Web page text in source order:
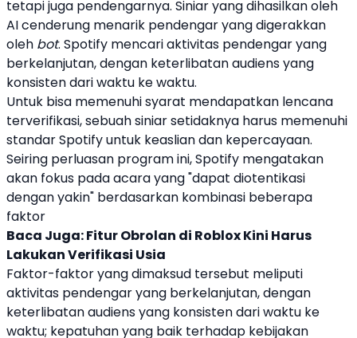
tetapi juga pendengarnya. Siniar yang dihasilkan oleh
AI cenderung menarik pendengar yang digerakkan
oleh bot. Spotify mencari aktivitas pendengar yang
berkelanjutan, dengan keterlibatan audiens yang
konsisten dari waktu ke waktu.
Untuk bisa memenuhi syarat mendapatkan lencana
terverifikasi, sebuahsiniarsetidaknya harus memenuhi
standarSpotifyuntuk keaslian dan kepercayaan.
Seiring perluasan program ini,Spotify mengatakan
akan fokus pada acara yang "dapat diotentikasi
dengan yakin" berdasarkan kombinasi beberapa
faktor
Baca Juga:Fitur Obrolan di Roblox Kini Harus
Lakukan Verifikasi Usia
Faktor-faktor yang dimaksud tersebut meliputi
aktivitas pendengar yang berkelanjutan, dengan
keterlibatan audiens yang konsisten dari waktu ke
waktu; kepatuhan yang baik terhadap kebijakan